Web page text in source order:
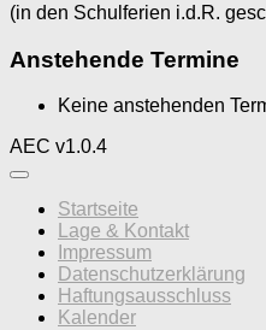
(in den Schulferien i.d.R.
Anstehende Termine
Keine anstehenden
AEC v1.0.4
Startseite
Lage & Kontakt
Impressum
Datenschutzerklärung
Haftungsausschluss
Kalender